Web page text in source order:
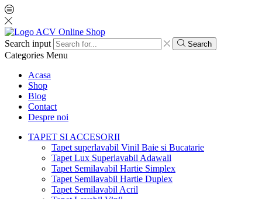
Search input Search
Categories Menu
Acasa
Shop
Blog
Contact
Despre noi
TAPET SI ACCESORII
Tapet superlavabil Vinil Baie si Bucatarie
Tapet Lux Superlavabil Adawall
Tapet Semilavabil Hartie Simplex
Tapet Semilavabil Hartie Duplex
Tapet Semilavabil Acril